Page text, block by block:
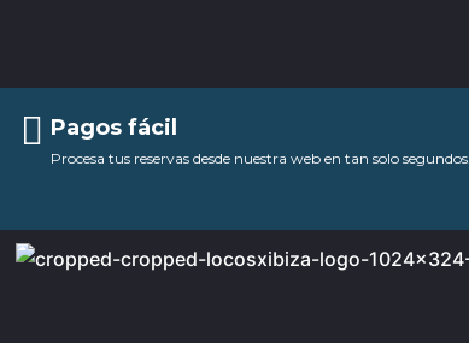
Pagos fácil
Procesa tus reservas desde nuestra web en tan solo segundos.